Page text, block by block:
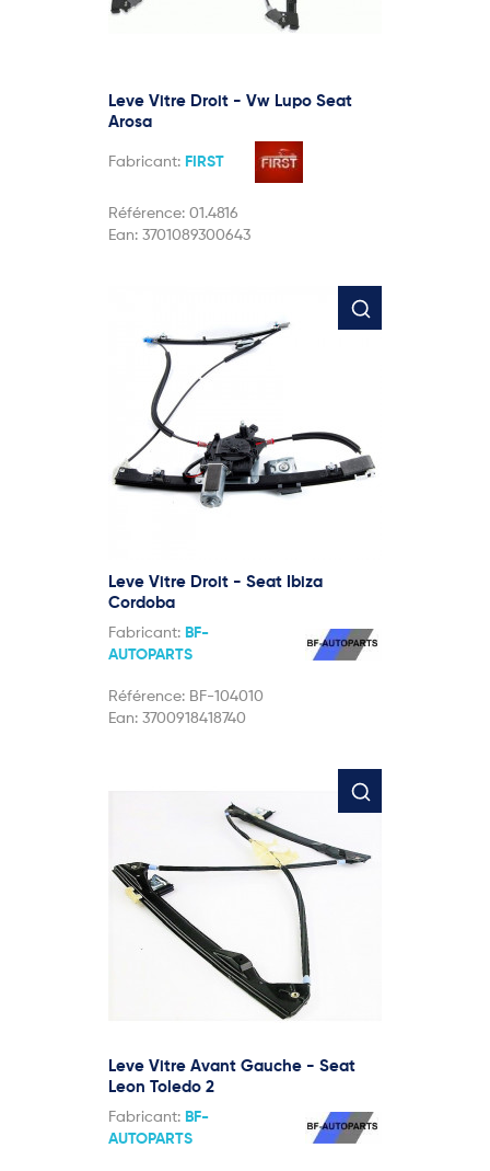
Leve Vitre Droit - Vw Lupo Seat
Arosa
Fabricant: FIRST
Référence: 01.4816
Ean: 3701089300643
Leve Vitre Droit - Seat Ibiza
Cordoba
Fabricant: BF-
AUTOPARTS
Référence: BF-104010
Ean: 3700918418740
Leve Vitre Avant Gauche - Seat
Leon Toledo 2
Fabricant: BF-
AUTOPARTS